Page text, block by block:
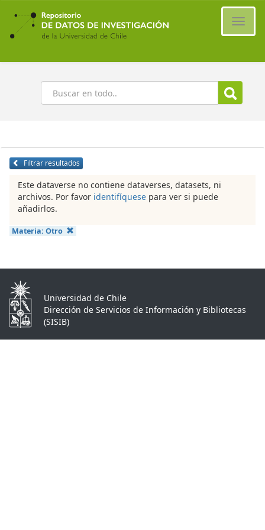
Ir
contenido
principal
Buscar
Filtrar resultados
Este dataverse no contiene dataverses, datasets, ni
archivos. Por favor identifíquese para ver si puede
añadirlos.
Materia: Otro
Universidad de Chile
Dirección de Servicios de Información y Bibliotecas
(SISIB)